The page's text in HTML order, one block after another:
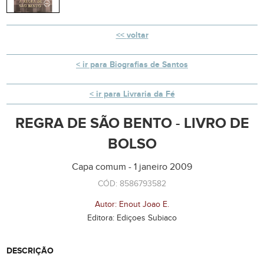
voltar
ir para Biografias de Santos
ir para Livraria da Fé
REGRA DE SÃO BENTO - LIVRO DE
BOLSO
Capa comum - 1 janeiro 2009
CÓD: 8586793582
Autor: Enout Joao E.
Editora: Ediçoes Subiaco
DESCRIÇÃO